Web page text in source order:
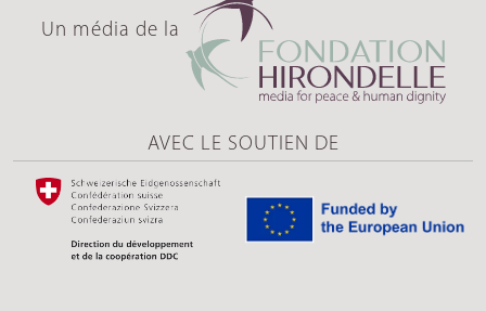
Un média de la
AVEC LE SOUTIEN DE